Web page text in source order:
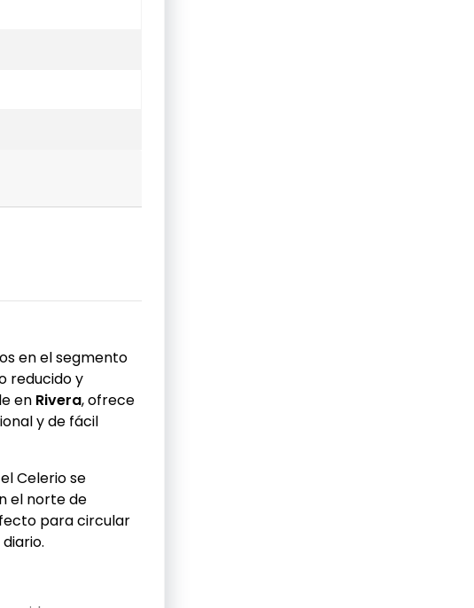
en el segmento
reducido y
en Rivera, ofrece
y de fácil
Celerio se
el norte de
para circular